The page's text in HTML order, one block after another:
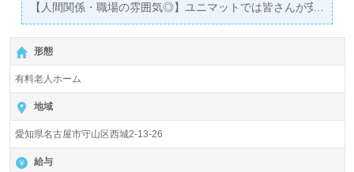
【人間関係・職場の雰囲気◎】ユニマットでは皆さんが安
心して働ける環境づくりを一番に考えています。
◆◇世界一のしあわせ創造企業を目指します◇◆
【ユニマット】と聞いて何を想像されるでしょうか？ 一般
的には、もしかしたら「コーヒーメーカー」をイメージす
るかもしれません。中には「リゾート会社」という方
も・・・？グループではオフィスサービス・リゾート関
連・教育・飲食や美容関連など幅広く展開しています。
その中の一つに『介護事業』があります。 当社は2015年
形態
有料老人ホーム
地域
愛知県名古屋市守山区西城2-13-26
給与